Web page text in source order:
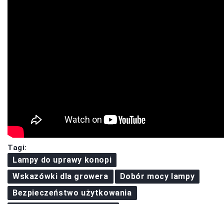
Tagi:
Lampy do uprawy konopi
Wskazówki dla growera
Dobór mocy lampy
Bezpieczeństwo użytkowania